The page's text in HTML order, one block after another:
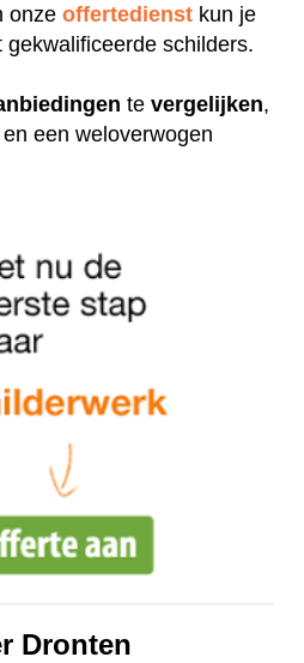
onze offertedienst kun je
schilders.
te vergelijken,
een weloverwogen
Dronten